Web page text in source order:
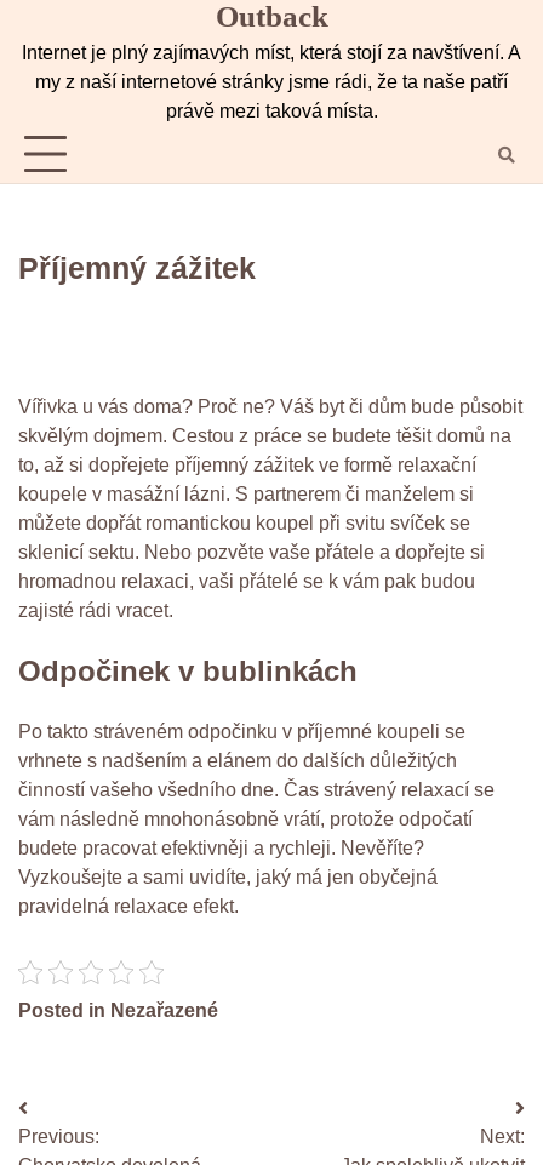
Outback
Internet je plný zajímavých míst, která stojí za navštívení. A
my z naší internetové stránky jsme rádi, že ta naše patří
právě mezi taková místa.
Příjemný zážitek
Vířivka u vás doma? Proč ne? Váš byt či dům bude působit
skvělým dojmem. Cestou z práce se budete těšit domů na
to, až si dopřejete příjemný zážitek ve formě relaxační
koupele v masážní lázni. S partnerem či manželem si
můžete dopřát romantickou koupel při svitu svíček se
sklenicí sektu. Nebo pozvěte vaše přátele a dopřejte si
hromadnou relaxaci, vaši přátelé se k vám pak budou
zajisté rádi vracet.
Odpočinek v bublinkách
Po takto stráveném odpočinku v příjemné koupeli se
vrhnete s nadšením a elánem do dalších důležitých
činností vašeho všedního dne. Čas strávený relaxací se
vám následně mnohonásobně vrátí, protože odpočatí
budete pracovat efektivněji a rychleji. Nevěříte?
Vyzkoušejte a sami uvidíte, jaký má jen obyčejná
pravidelná relaxace efekt.
Posted in Nezařazené
Navigace
pro
Previous:
Next: